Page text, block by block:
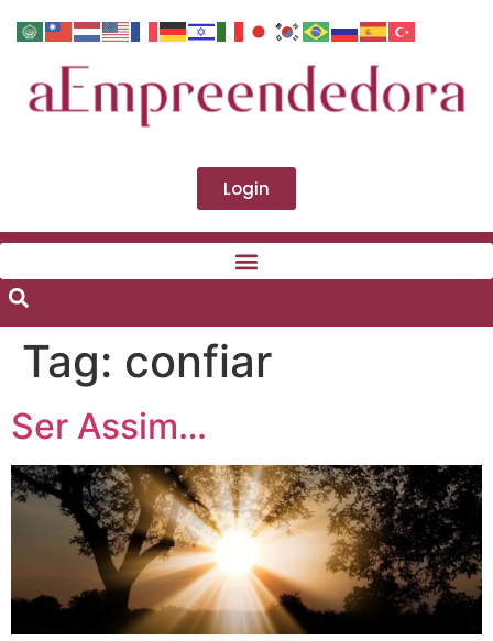
Login
Tag: confiar
Ser Assim…